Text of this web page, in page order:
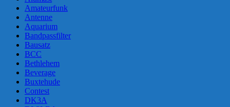
Amateurfunk
Antenne
Aquarium
Bandpassfilter
Bausatz
BCC
Bethlehem
Beverage
Buxtehude
Contest
DK3A